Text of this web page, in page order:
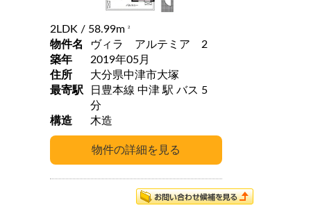
2LDK / 58.99m 2
物件名
ヴィラ アルテミア 2
築年
2019年05月
住所
大分県中津市大塚
最寄駅
日豊本線 中津 駅 バス 5
分
構造
木造